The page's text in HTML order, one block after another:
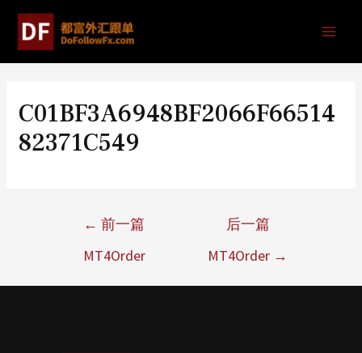
C01BF3A6948BF2066F66514
82371C549
← 前一篇
MT4Order
后一篇
MT4Order →